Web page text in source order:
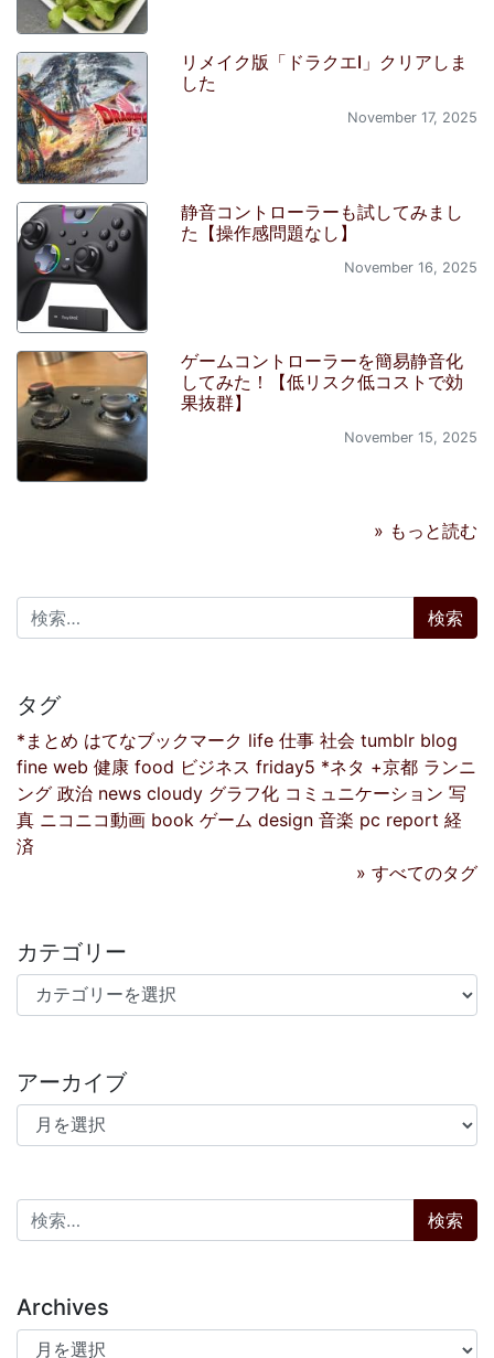
リメイク版「ドラクエI」クリアしま
した
November 17, 2025
静音コントローラーも試してみまし
た【操作感問題なし】
November 16, 2025
ゲームコントローラーを簡易静音化
してみた！【低リスク低コストで効
果抜群】
November 15, 2025
» もっと読む
検索:
タグ
*まとめ はてなブックマーク life 仕事 社会 tumblr blog
fine web 健康 food ビジネス friday5 *ネタ +京都 ランニ
ング 政治 news cloudy グラフ化 コミュニケーション 写
真 ニコニコ動画 book ゲーム design 音楽 pc report 経
済
» すべてのタグ
カテゴリー
カテゴリー
アーカイブ
アーカイブ
検索:
Archives
Archives